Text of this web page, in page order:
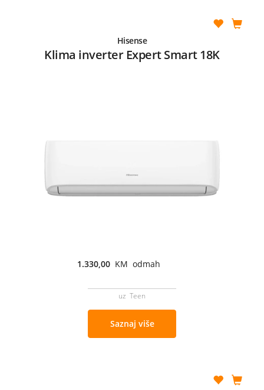
Hisense
Klima inverter Expert Smart 18K
1.330,00 KM odmah
uz Teen
Saznaj više